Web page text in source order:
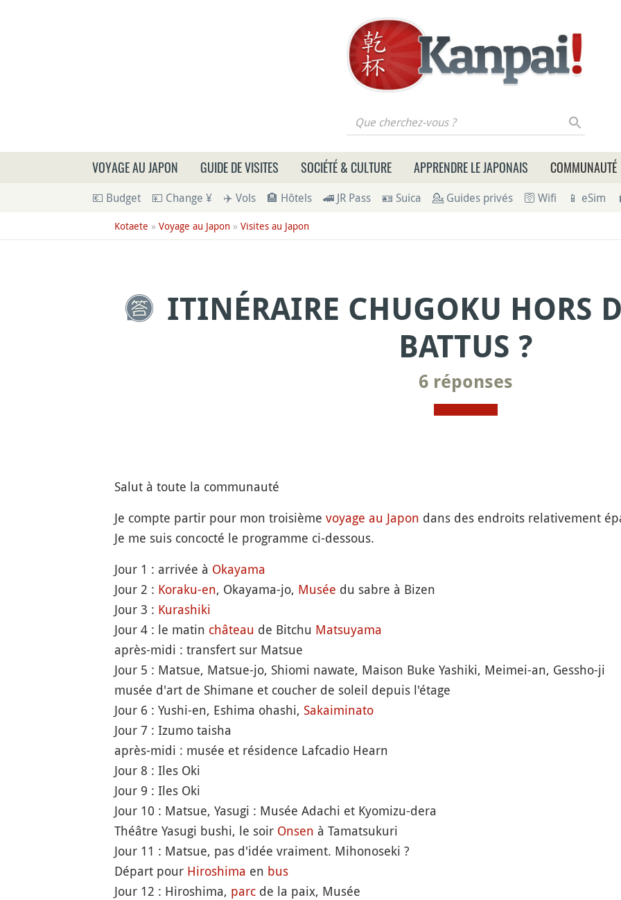
Que cherchez-vous ?
VOYAGE AU JAPON GUIDE DE VISITES SOCIÉTÉ & CULTURE APPRENDRE LE JAPONAIS COMMUNAUTÉ
💶 Budget 💴 Change ¥ ✈️ Vols 🏨 Hôtels 🚄 JR Pass 🪪 Suica 💁 Guides privés 🛜 Wifi 📱 eSim
Kotaete » Voyage au Japon» Visites au Japon
ITINÉRAIRE CHUGOKU HORS
BATTUS ?
6 réponses
Salut à toute la communauté
Je compte partir pour mon troisième voyage au Japon dans des endroits relativement
Je me suis concocté le programme ci-dessous.
Jour 1 : arrivée à Okayama
Jour 2 : Koraku-en, Okayama-jo, Musée du sabre à Bizen
Jour 3 : Kurashiki
Jour 4 : le matin château de Bitchu Matsuyama
après-midi : transfert sur Matsue
Jour 5 : Matsue, Matsue-jo, Shiomi nawate, Maison Buke Yashiki, Meimei-an, Gessho-ji
musée d'art de Shimane et coucher de soleil depuis l'étage
Jour 6 : Yushi-en, Eshima ohashi, Sakaiminato
Jour 7 : Izumo taisha
après-midi : musée et résidence Lafcadio Hearn
Jour 8 : Iles Oki
Jour 9 : Iles Oki
Jour 10 : Matsue, Yasugi : Musée Adachi et Kyomizu-dera
Théâtre Yasugi bushi, le soir Onsen à Tamatsukuri
Jour 11 : Matsue, pas d'idée vraiment. Mihonoseki ?
Départ pour Hiroshima en bus
Jour 12 : Hiroshima, parcde la paix, Musée